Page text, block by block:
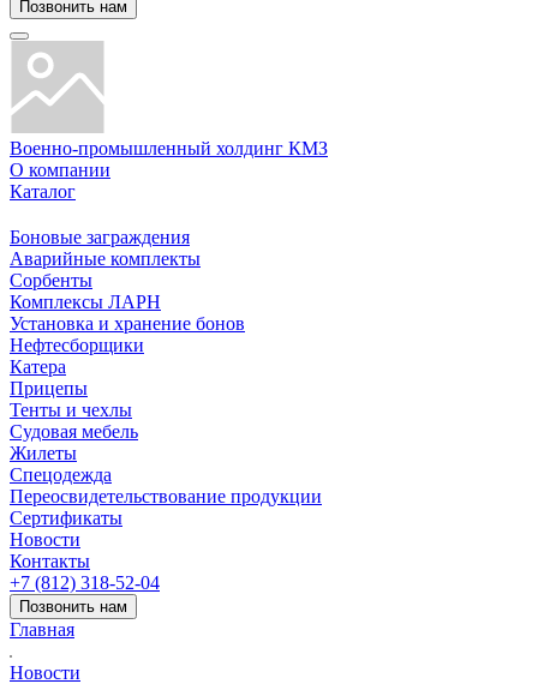
Позвонить нам
Военно-промышленный холдинг КМЗ
О компании
Каталог
Боновые заграждения
Аварийные комплекты
Сорбенты
Комплексы ЛАРН
Установка и хранение бонов
Нефтесборщики
Катера
Прицепы
Тенты и чехлы
Судовая мебель
Жилеты
Спецодежда
Переосвидетельствование продукции
Сертификаты
Новости
Контакты
+7 (812) 318-52-04
Позвонить нам
Главная
Новости